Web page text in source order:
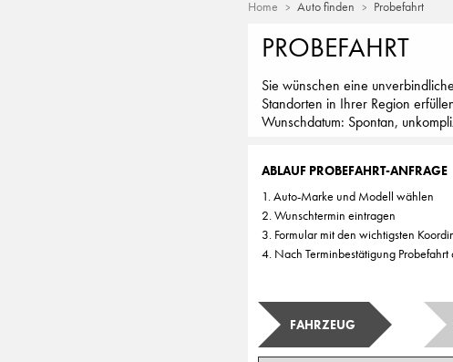
Home Auto finden Probefahrt
PROBEFAHRT
Sie wünschen eine
Standorten in Ihrer Region
Wunschdatum: Spontan,
ABLAUF PROBEFAHRT-ANFRAGE
1. Auto-Marke und Modell wählen
2. Wunschtermin eintragen
3. Formular mit den wichtigsten
4. Nach Terminbestätigung Probefahrt
FAHRZEUG